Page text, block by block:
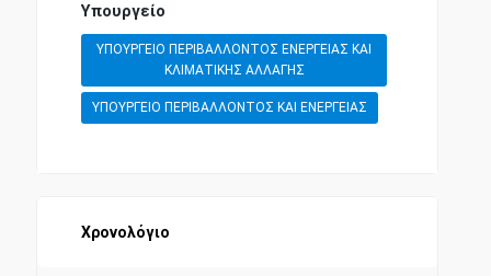
ΠΟΙΝΙΚΗ ΝΟΜΟΘΕΣΙΑ
Υπουργείο
ΥΠΟΥΡΓΕΙΟ ΠΕΡΙΒΑΛΛΟΝΤΟΣ ΕΝΕΡΓΕΙΑΣ ΚΑΙ
ΚΛΙΜΑΤΙΚΗΣ ΑΛΛΑΓΗΣ
ΥΠΟΥΡΓΕΙΟ ΠΕΡΙΒΑΛΛΟΝΤΟΣ ΚΑΙ ΕΝΕΡΓΕΙΑΣ
Χρονολόγιο